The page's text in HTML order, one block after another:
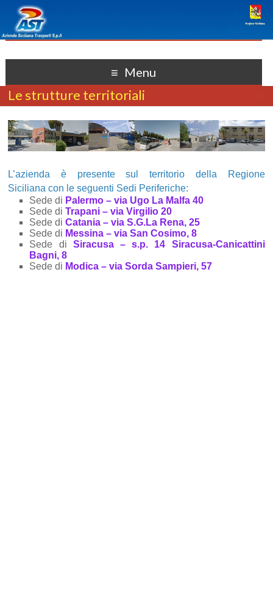
Menu
Le strutture territoriali
L’azienda è presente sul territorio della Regione
Siciliana con le seguenti Sedi Periferiche:
Sede di Palermo – via Ugo La Malfa 40
Sede diTrapani – via Virgilio 20
Sede diCatania – via S.G.La Rena, 25
Sede di Messina – via San Cosimo, 8
Sede di Siracusa – s.p. 14 Siracusa-Canicattini
Bagni, 8
Sede di Modica – via Sorda Sampieri, 57